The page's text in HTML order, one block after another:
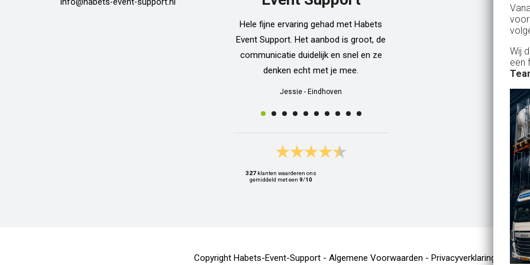
info@habets-event-support.nl
Hele fijne ervaring gehad met Habets
Event Support. Het aanbod is groot, de
communicatie duidelijk en snel en ze
denken echt met je mee.
Jessie - Eindhoven
dan een bar incl vaten bier en
wordt netjes voor ons neergezet.
doen als je een vat gaat
Alle spullen worden op maandag
weer netjes opgehaald ook al
dan weer thuis ;) In het warme
van 10 juli waren wij wederom
Geldrop en we hebben van het
het eind een heerlijk koud
gedronken! Top installatie !!
Hoogvliet Rotterdam
327klanten waarderen ons
gemiddeld met een 9/10
Copyright Habets-Event-Support - Algemene Voorwaarden - Privacyverklaring
voor
Wij
een